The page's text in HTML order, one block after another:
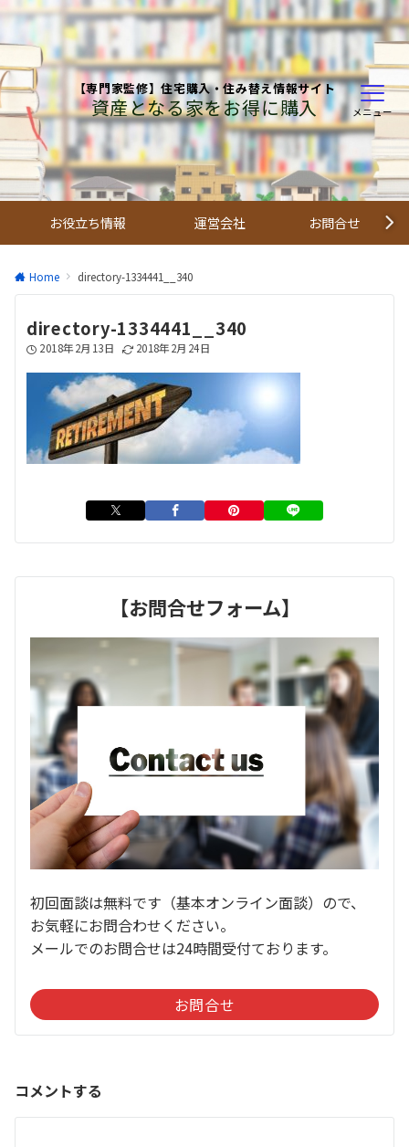
【専門家監修】住宅購入・住み替え情報サイト
資産となる家をお得に購入 メニュー
お役立ち情報 運営会社 お問合せ
Home directory-1334441__340
directory-1334441__340
2018年2月13日 2018年2月24日
【お問合せフォーム】
初回面談は無料です（基本オンライン面談）ので、
お気軽にお問合わせください。
メールでのお問合せは24時間受付ております。
お問合せ
コメントする